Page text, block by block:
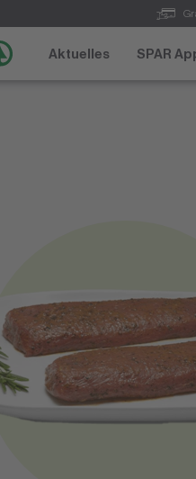
Aktuelles SPAR